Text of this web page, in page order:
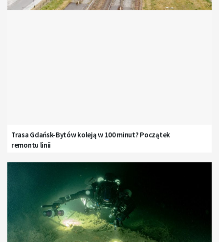
Trasa Gdańsk-Bytów koleją w 100 minut? Początek
remontu linii